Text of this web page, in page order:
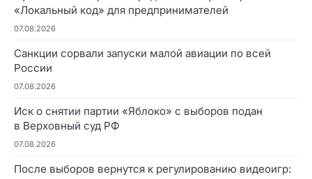
«Локальный код» для предпринимателей
07.08.2026
Санкции сорвали запуски малой авиации по всей
России
07.08.2026
Иск о снятии партии «Яблоко» с выборов подан
в Верховный суд РФ
07.08.2026
После выборов вернутся к регулированию видеоигр: